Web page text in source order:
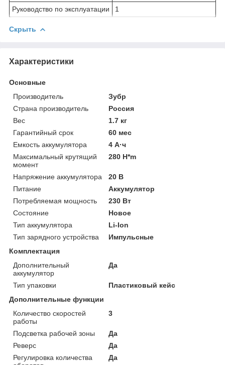
Руководство по эксплуатации
1
Скрыть
Характеристики
Основные
Производитель
Зубр
Страна производитель
Россия
Вес
1.7 кг
Гарантийный срок
60 мес
Емкость аккумулятора
4 А·ч
Максимальный крутящий
момент
280 H*m
Напряжение аккумулятора
20 В
Питание
Аккумулятор
Потребляемая мощность
230 Вт
Состояние
Новое
Тип аккумулятора
Li-Ion
Тип зарядного устройства
Импульсные
Комплектация
Дополнительный
аккумулятор
Да
Тип упаковки
Пластиковый кейс
Дополнительные функции
Количество скоростей
работы
3
Подсветка рабочей зоны
Да
Реверс
Да
Регулировка количества
Да